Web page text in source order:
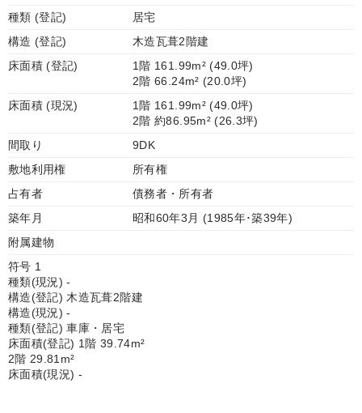
種類 (登記)
居宅
構造 (登記)
木造瓦葺2階建
床面積 (登記)
1階 161.99m² (49.0坪)
2階 66.24m² (20.0坪)
床面積 (現況)
1階 161.99m² (49.0坪)
2階 約86.95m² (26.3坪)
間取り
9DK
敷地利用権
所有権
占有者
債務者・所有者
築年月
昭和60年3月 (1985年･築39年)
附属建物
符号 1
種類(現況) -
構造(登記) 木造瓦葺2階建
構造(現況) -
種類(登記) 車庫・居宅
床面積(登記) 1階 39.74m²
2階 29.81m²
床面積(現況) -